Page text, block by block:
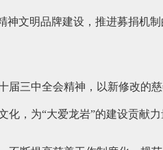
神文明品牌建设，推进募捐机制
届三中全会精神，以新修改的
，为“大爱龙岩”的建设贡献力